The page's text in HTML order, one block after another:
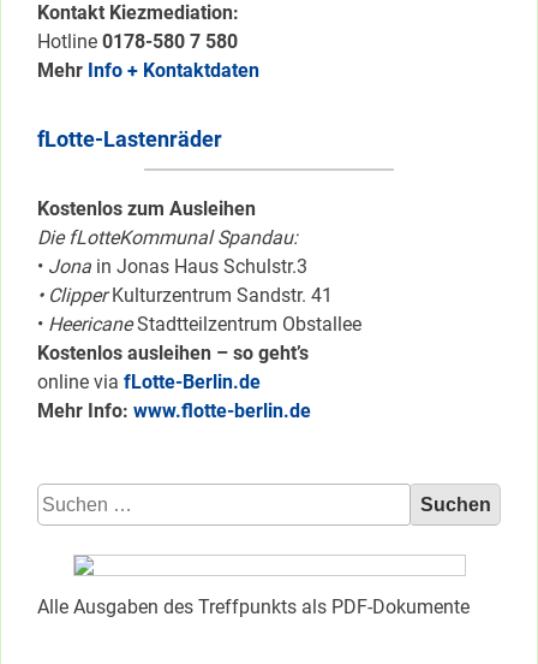
Kontakt Kiezmediation:
Hotline 0178-580 7 580
Mehr Info + Kontaktdaten
fLotte-Lastenräder
Kostenlos zum Ausleihen
Die fLotteKommunal Spandau:
• Jona in Jonas Haus Schulstr.3
• ClipperKulturzentrum Sandstr. 41
• HeericaneStadtteilzentrum Obstallee
Kostenlos ausleihen – so geht’s
online via fLotte-Berlin.de
Mehr Info: www.flotte-berlin.de
Suchen
nach:
Alle Ausgaben des Treffpunkts als PDF-Dokumente